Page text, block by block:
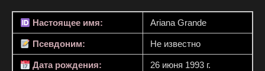
Настоящее имя: Ariana Grande
Псевдоним: Не известно
Дата рождения: 26 июня 1993 г.